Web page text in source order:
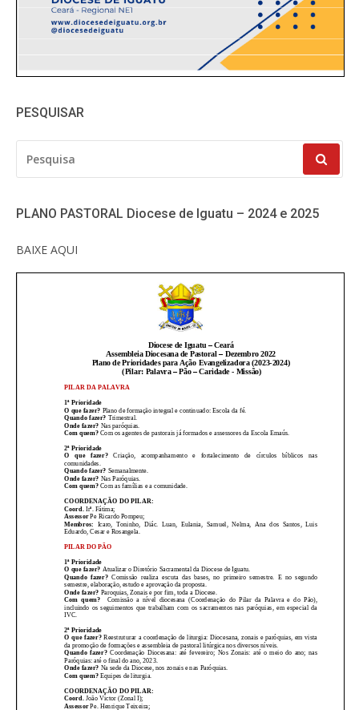
PESQUISAR
POR:
PLANO PASTORAL Diocese de Iguatu – 2024 e 2025
BAIXE AQUI